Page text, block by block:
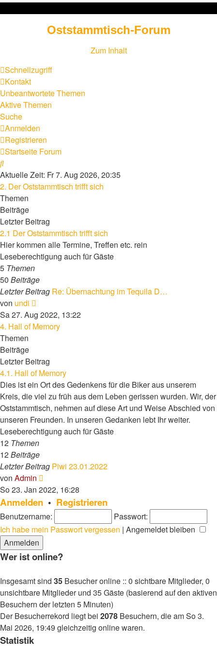
Oststammtisch-Forum
Zum Inhalt
Schnellzugriff
Kontakt
Unbeantwortete Themen
Aktive Themen
Suche
Anmelden
Registrieren
Startseite Forum
Suche
Aktuelle Zeit: Fr 7. Aug 2026, 20:35
2. Der Oststammtisch trifft sich
Themen
Beiträge
Letzter Beitrag
2.1 Der Oststammtisch trifft sich
Hier kommen alle Termine, Treffen etc. rein
Leseberechtigung auch für Gäste
5 Themen
50 Beiträge
Letzter Beitrag Re: Übernachtung im Tequila D…
von undi
Beitrag
Sa 27. Aug 2022, 13:22
4. Hall of Memory
Themen
Beiträge
Letzter Beitrag
4.1. Hall of Memory
Dies ist ein Ort des Gedenkens für die Biker aus unserem
Kreis, die viel zu früh aus dem Leben gerissen wurden. Wir, der
Oststammtisch, nehmen auf diese Art und Weise Abschied von
unseren Freunden. In unseren Gedanken lebt Ihr weiter.
Leseberechtigung auch für Gäste
12 Themen
12Beiträge
Letzter Beitrag Piwi 23.01.2022
von Admin
Beitrag
So 23. Jan 2022, 16:28
Anmelden • Registrieren
Benutzername:
Passwort:
Ich habe mein Passwort vergessen | Angemeldet bleiben
Wer ist online?
Insgesamt sind 35 Besucher online :: 0 sichtbare Mitglieder, 0
unsichtbare Mitglieder und 35 Gäste (basierend auf den aktiven
Besuchern der letzten 5 Minuten)
Der Besucherrekord liegt bei 2078 Besuchern, die am So 3.
Mai 2026, 19:49 gleichzeitig online waren.
Statistik